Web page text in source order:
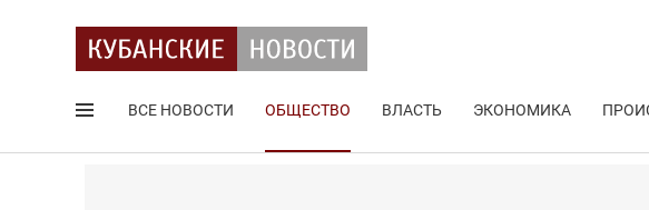
ВСЕ НОВОСТИ ОБЩЕСТВО ВЛАСТЬ ЭКОНОМИКА